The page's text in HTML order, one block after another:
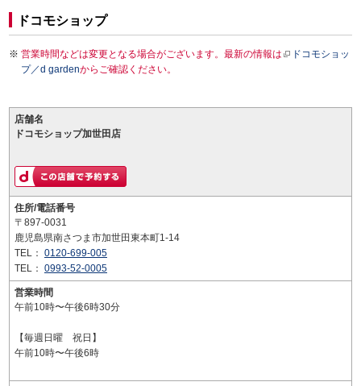
ドコモショップ
営業時間などは変更となる場合がございます。最新の情報は
ドコモショッ
プ／d gardenからご確認ください。
店舗名
ドコモショップ加世田店
住所/電話番号
〒897-0031
鹿児島県南さつま市加世田東本町1-14
TEL： 0120-699-005
TEL： 0993-52-0005
営業時間
午前10時〜午後6時30分
【毎週日曜 祝日】
午前10時〜午後6時